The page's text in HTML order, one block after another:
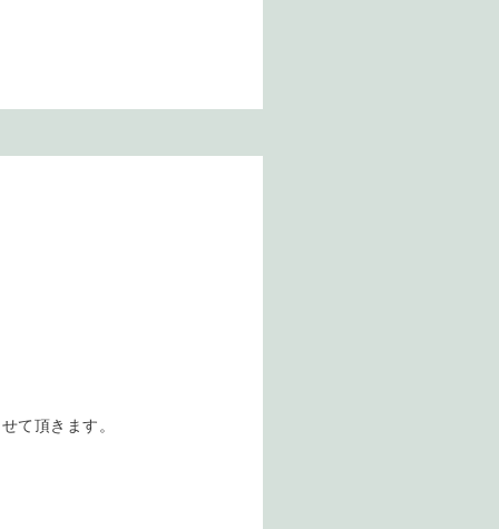
て頂きます。